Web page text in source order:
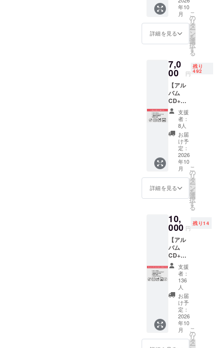
擦音や
動作音
が生じ
もござ
います
れらは
カセッ
トテー
プ／再
生機器
の特性
となり
ますの
で予め
御了承
下さ
い。
グにご
招待し
ます。
ワコン
ピ3の特
マホ用
壁紙
（画像
デー
タ）
は、ご
登録い
ただい
たメー
ルアド
レスに
送付致
しま
す。 ・
BOX型
てアク
リルス
クリル
BOXと
コン
パーチ
ブル）
・活動
報告ブ
ログ招
待 ・待
ち受け
画像
コンピ3
の特別
画像の
PC用・
デー
タ）
は、ご
登録い
ただい
たメー
ルアド
レスに
送付致
しま
す。 ・
アクリ
ルク
ロック
・活動
報告ブ
ログ招
ワコン
ピで開
始から
即売切
れと
なった
品で
す。歌
唱参加
者様に
実際に
配られ
るドッ
グタグ
（40m
m x
25mm
）で
す。歌
唱参加
者様と
同じ物
を持て
リアル
ナン
バーを1
つ1つ彫
刻し、
高級感
のある
鏡面仕
上げと
なって
おりま
す。
オール
ステン
レス製
のため
年10
月
詳細を見る
こ
の
リ
タ
ー
ン
を
選
択
す
る
7,0
00 円
残り
492
【アル
バム
CD+ダ
ウン
ロード
カード
プラ
ン】 国
内工場
でプレ
スした
CDと豪
華CD
ブック
レット
入りCD
ムとダ
ウン
ロード
カード
をお届
けしま
す。 限
定の活
動報告
ブログ
にもご
招待し
ます。
他にク
ラウド
ファン
ディン
支援
者：
8人
お届
け予
定：
2026
年10
月
詳細を見る
こ
の
リ
タ
ー
ン
を
選
択
す
る
10,
000 円
残り14
【アル
バム
CD+ダ
ウン
ロード
カード
+レアト
ラック
プラ
ン】 国
内工場
でプレ
スした
豪華CD
支援
者：
136
人
お届
け予
定：
2026
年10
月
こ
の
リ
タ
ー